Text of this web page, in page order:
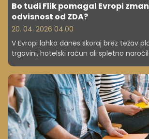
Bo tudi Flik pomagal Evropi
odvisnost od ZDA?
20. 04. 2026 04.00
V Evropi lahko danes skoraj brez težav
trgovini, hotelski račun ali spletno
pomembnejše pa postaja vprašanje, kdo
ter nadzoruje podatke in tehnologijo, od
odvisno vsakdanje plačevanje.